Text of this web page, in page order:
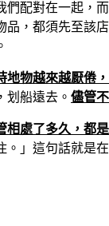
配對在一起，
，都須先至該
地物越來越厭倦
划船遠去。 儘管
處了多久，都
。」這句話就是